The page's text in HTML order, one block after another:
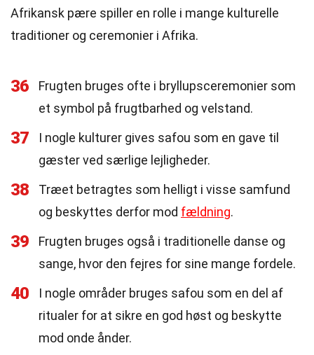
Afrikansk pære spiller en rolle i mange kulturelle
traditioner og ceremonier i Afrika.
36
Frugten bruges ofte i bryllupsceremonier som
et symbol på frugtbarhed og velstand.
37
I nogle kulturer gives safou som en gave til
gæster ved særlige lejligheder.
38
Træet betragtes som helligt i visse samfund
og beskyttes derfor mod fældning.
39
Frugten bruges også i traditionelle danse og
sange, hvor den fejres for sine mange fordele.
40
I nogle områder bruges safou som en del af
ritualer for at sikre en god høst og beskytte
mod onde ånder.